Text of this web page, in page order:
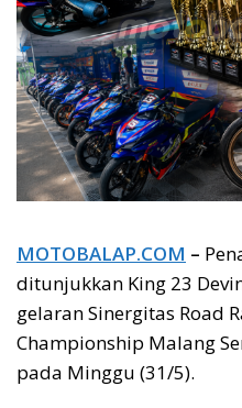
MOTOBALAP.COM –
ditunjukkan King 23
gelaran Sinergitas Road
Championship Malang
pada Minggu (31/5).